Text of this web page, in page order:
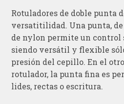
Rotuladores de doble punta
versatitilidad. Una punta,
de nylon permite un control
siendo versátil y flexible
presión del cepillo. En el
rotulador, la punta fina es
lides, rectas o escritura.